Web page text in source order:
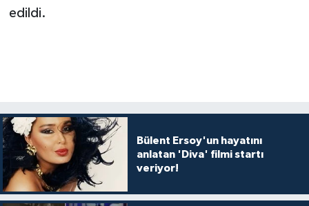
edildi.
Bülent Ersoy'un hayatını
anlatan 'Diva' filmi startı
veriyor!